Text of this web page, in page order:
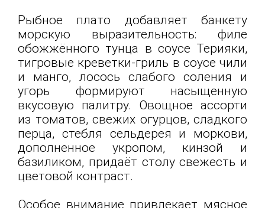
Рыбное плато добавляет банкету
морскую выразительность: филе
обожжённого тунца в соусе Терияки,
тигровые креветки-гриль в соусе чили
и манго, лосось слабого соления и
угорь формируют насыщенную
вкусовую палитру. Овощное ассорти
из томатов, свежих огурцов, сладкого
перца, стебля сельдерея и моркови,
дополненное укропом, кинзой и
базиликом, придаёт столу свежесть и
цветовой контраст.
Особое внимание привлекает мясное